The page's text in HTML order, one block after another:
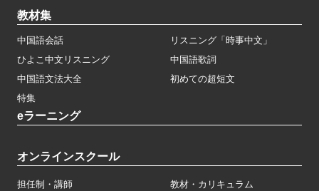
教材集
中国語会話
リスニング「時事中文」
ひよこ中文リスニング
中国語歌詞
中国語文法大全
初めての超短文
特集
eラーニング
オンラインスクール
担任制・講師 教材・カリキュラム